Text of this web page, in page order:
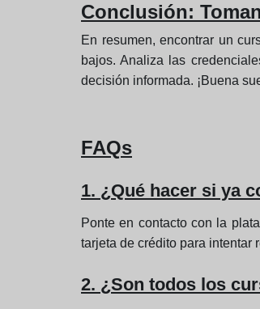
Conclusión:
En resumen, encontrar un
bajos. Analiza las
decisión informada. ¡Buena
FAQs
1. ¿Qué hacer si ya
Ponte en contacto con la
tarjeta de crédito para intentar
2. ¿Son todos los